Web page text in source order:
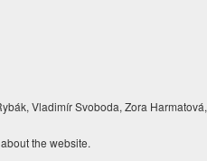
Vladimír Svoboda, Zora Harmatová,
the website.